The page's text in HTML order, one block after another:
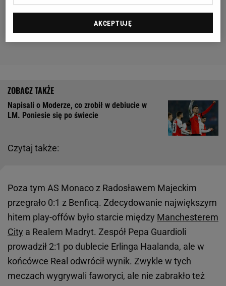
Czytaj także:
Napisali o Moderze, co zrobił w debiucie w
LM. Poniesie się po świecie
Poza tym AS Monaco z Radosławem Majeckim
przegrało 0:1 z Benficą. Zdecydowanie największym
hitem play-offów było starcie między Manchesterem
City a Realem Madryt. Zespół Pepa Guardioli
prowadził 2:1 po dublecie Erlinga Haalanda, ale w
końcówce Real odwrócił wynik. Zwykle w tych
meczach wygrywali faworyci, ale nie zabrakło też
AKCEPTUJĘ